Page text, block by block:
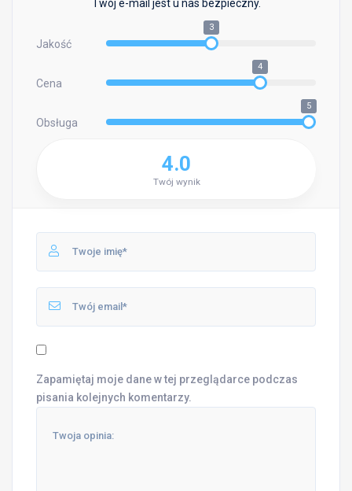
Twój e-mail jest u nas bezpieczny.
Jakość
3
Cena
4
Obsługa
5
4.0
Twój wynik
Zapamiętaj moje dane w tej przeglądarce podczas
pisania kolejnych komentarzy.